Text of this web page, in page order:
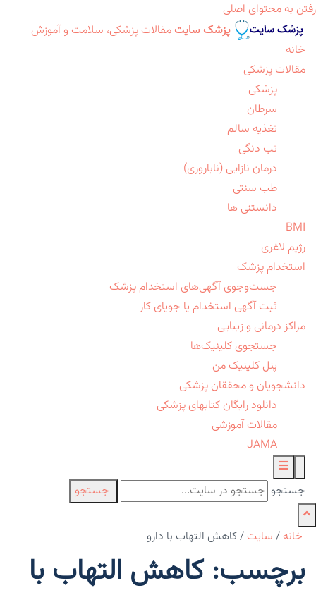
رفتن به محتوای اصلی
پزشک سایت مقالات پزشکی، سلامت و آموزش
خانه
مقالات پزشکی
پزشکی
سرطان
تغذیه سالم
تب دنگی
درمان نازایی (ناباروری)
طب سنتی
دانستنی ها
BMI
رژیم لاغری
استخدام پزشک
جست‌وجوی آگهی‌های استخدام پزشک
ثبت آگهی استخدام یا جویای کار
مراکز درمانی و زیبایی
جستجوی کلینیک‌ها
پنل کلینیک من
دانشجویان و محققان پزشکی
دانلود رایگان کتابهای پزشکی
مقالات آموزشی
JAMA
جستجو جستجو
خانه / سایت /کاهش التهاب با دارو
برچسب: کاهش التهاب با